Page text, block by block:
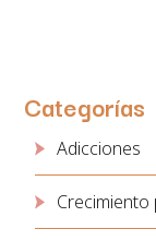
Categorías
Adicciones
Crecimiento